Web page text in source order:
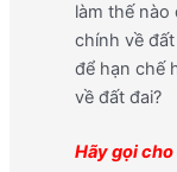
làm thế
chính về
để hạn chế
về đất đai?
Hãy gọi